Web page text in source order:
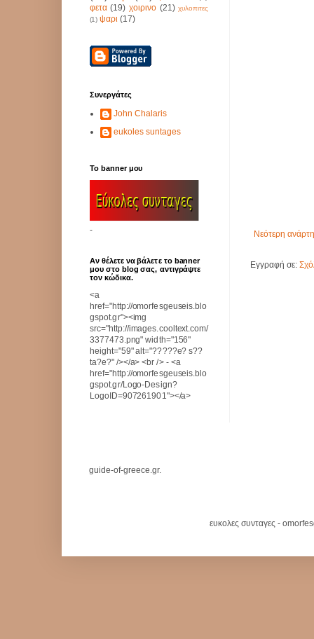
Νεότερη
Εγγραφή σε:
φετα (19) χοιρινο (21) χυλοπιτες
(1) ψαρι (17)
Συνεργάτες
John Chalaris
eukoles suntages
Το banner μου
-
Αν θέλετε να βάλετε το banner
μου στο blog σας, αντιγράψτε
τον κώδικα.
<a
href="http://omorfesgeuseis.blo
gspot.gr"><img
src="http://images.cooltext.com/
3377473.png" width="156"
height="59" alt="?????e? s??
ta?e?" /></a> <br /> - <a
href="http://omorfesgeuseis.blo
gspot.gr/Logo-Design?
LogoID=907261901"></a>
guide-of-greece.gr.
ευκολες συνταγες -